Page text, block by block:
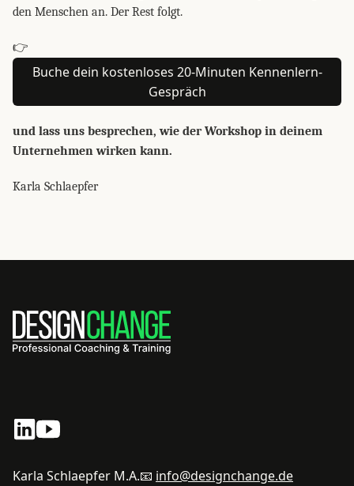
den Menschen an. Der Rest folgt.
👉
Buche dein kostenloses 20-Minuten Kennenlern-
Gespräch
und lass uns besprechen, wie der Workshop in deinem
Unternehmen wirken kann.
Karla Schlaepfer
Karla Schlaepfer M.A.📧 info@designchange.de